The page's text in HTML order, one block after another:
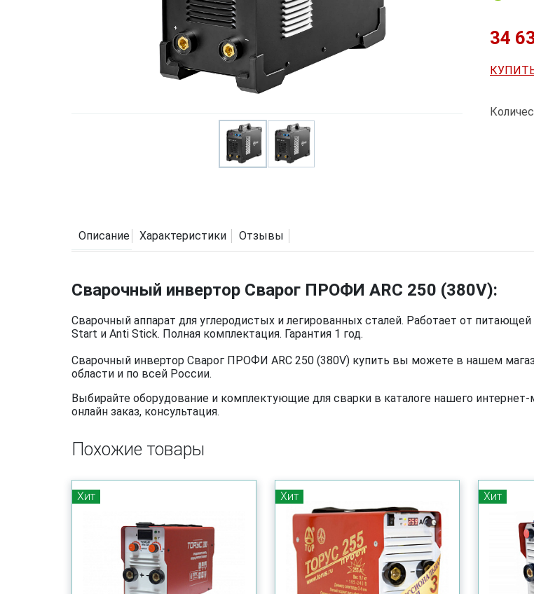
34
Описание Характеристики Отзывы
Сварочный инвертор Сварог ПРОФИ ARC 250 (380V):
Сварочный аппарат для углеродистых и легированных сталей. Работает от
Start и Anti Stick. Полная комплектация. Гарантия 1 год.
Сварочный инвертор Сварог ПРОФИ ARC 250 (380V) купить вы можете в нашем
области и по всей России.
Выбирайте оборудование и комплектующие для сварки в каталоге нашего
онлайн заказ, консультация.
Похожие товары
Хит Хит Хит